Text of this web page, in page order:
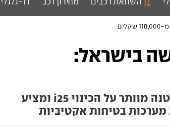
בישראל:
הדור החדש של המשפחתית הקטנה מוותר על הכינוי i25 ומציע
בטיחות אקטיביות